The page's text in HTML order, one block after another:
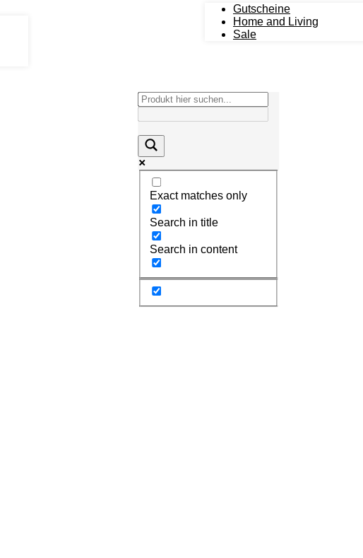
Gutscheine
Home and Living
Sale
Exact matches only
Search in title
Search in content